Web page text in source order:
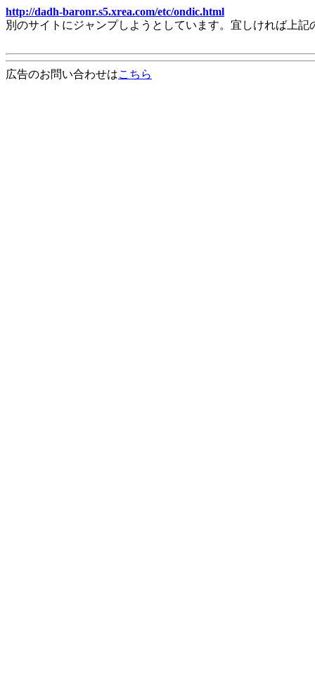
http://dadh-baronr.s5.xrea.com/etc/ondic.html
別のサイトにジャンプしようとしています。宜しければ上
広告のお問い合わせはこちら